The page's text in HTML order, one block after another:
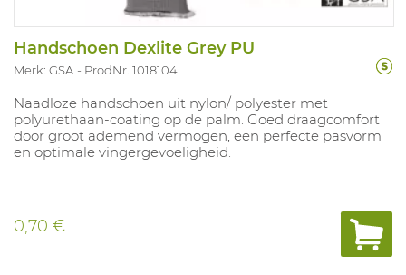
Handschoen Dexlite Grey PU
Merk: GSA ProdNr. 1018104
Naadloze handschoen uit nylon/ polyester met
polyurethaan-coating op de palm. Goed draagcomfort
door groot ademend vermogen, een perfecte pasvorm
en optimale vingergevoeligheid.
0,70 €